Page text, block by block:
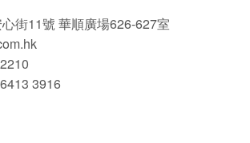
街11號 華順廣場626-627室
3916